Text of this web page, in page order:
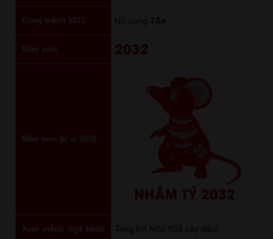
Cung mệnh 1971 Nữ cung Tốn
Năm xem 2032
Năm xem tử vi 2032
NHÂM TÝ 2032
Xem mệnh ngũ hành
Tang Đố Mộc (Gỗ cây dâu)